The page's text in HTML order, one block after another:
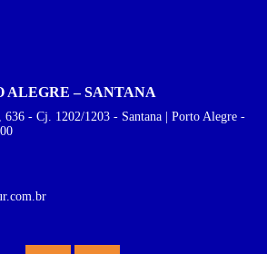
ALEGRE – SANTANA
636 - Cj. 1202/1203 - Santana | Porto Alegre -